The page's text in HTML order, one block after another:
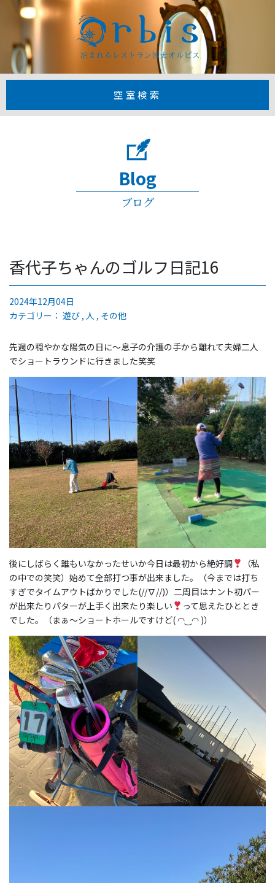
【公式】1日3
空室検索
Blog
ブログ
香代子ちゃんのゴルフ日記16
2024年12月04日
カテゴリー： 遊び 人 その他
先週の穏やかな陽気の日に〜息子の介護の手から離れて夫婦二人
でショートラウンドに行きました笑笑
後にしばらく誰もいなかったせいか今日は最初から絶好調
（私
の中での笑笑）始めて全部打つ事が出来ました。（今までは打ち
すぎでタイムアウトばかりでした(//∇//)）二周目はナント初パー
が出来たりパターが上手く出来たり楽しい
って思えたひととき
でした。（まぁ〜ショートホールですけど( ◠‿◠ )）